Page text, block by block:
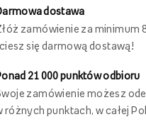
dostawa
zamówienie za minimum
się darmową dostawą!
21 000 punktów odbioru
zamówienie możesz
różnych punktach, w całej